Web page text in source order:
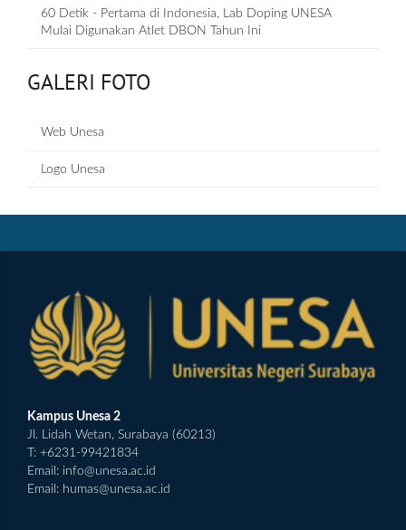
60 Detik - Pertama di Indonesia, Lab Doping UNESA
Mulai Digunakan Atlet DBON Tahun Ini
GALERI FOTO
Web Unesa
Logo Unesa
Kampus Unesa 2
Jl. Lidah Wetan, Surabaya (60213)
T: +6231-99421834
Email: info@unesa.ac.id
Email: humas@unesa.ac.id